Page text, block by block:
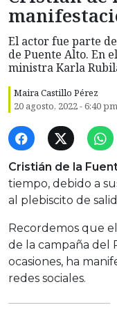
El actor fue parte
de Puente Alto. En
ministra Karla
Maira Castillo Pérez
20 agosto, 2022 - 6:40 pm
Cristián de la
tiempo, debido a
al plebiscito de
Recordemos que
de la campaña del
ocasiones, ha
redes sociales.